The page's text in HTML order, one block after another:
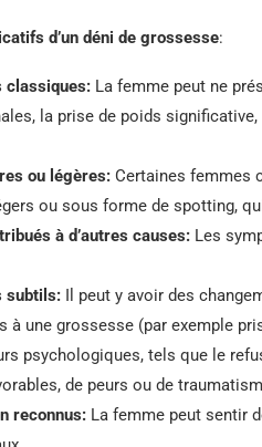
d’un déni de grossesse:
classiques: La femme peut ne
la prise de poids
ou légères: Certaines femmes
ou sous forme de spotting,
à d’autres causes: Les
subtils: Il peut y avoir des
à une grossesse (par exemple
psychologiques, tels que le
de peurs ou de
reconnus: La femme peut sentir